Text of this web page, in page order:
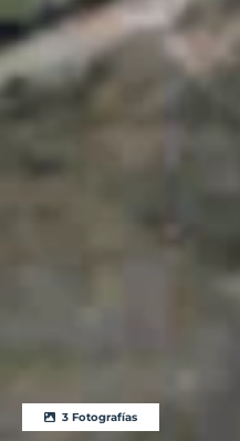
3 Fotografías